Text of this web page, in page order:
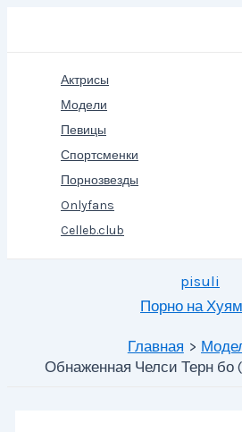
Актрисы
Модели
Певицы
Спортсменки
Порнозвезды
Onlyfans
Celleb.club
pisuli
Порно на
Главная
Обнаженная Челси Терн бо